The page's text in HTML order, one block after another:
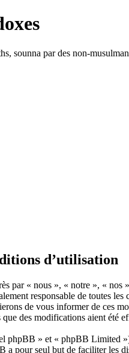
sounna par des non-
d’utilisation
par « nous », « notre », «
responsable de toutes
de vous informer de ces
des modifications aient été
phpBB » et « phpBB Limited
pour seul but de faciliter les